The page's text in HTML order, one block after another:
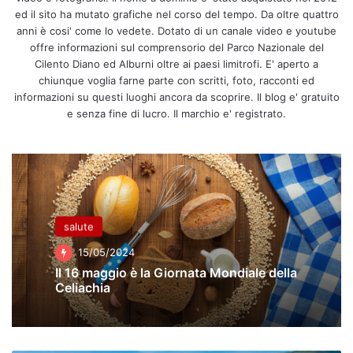
ed il sito ha mutato grafiche nel corso del tempo. Da oltre quattro
anni è cosi' come lo vedete. Dotato di un canale video e youtube
offre informazioni sul comprensorio del Parco Nazionale del
Cilento Diano ed Alburni oltre ai paesi limitrofi. E' aperto a
chiunque voglia farne parte con scritti, foto, racconti ed
informazioni su questi luoghi ancora da scoprire. Il blog e' gratuito
e senza fine di lucro. Il marchio e' registrato.
salute
15/05/2024
Il 16 maggio è la Giornata Mondiale della
Celiachia